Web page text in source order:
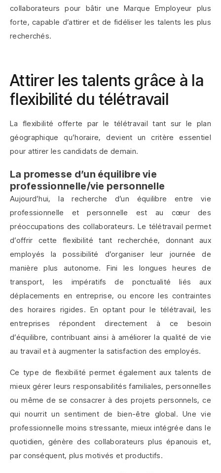
collaborateurs pour bâtir une Marque Employeur plus
forte, capable d’attirer et de fidéliser les talents les plus
recherchés.
Attirer les talents grâce à la
flexibilité du télétravail
La flexibilité offerte par le télétravail tant sur le plan
géographique qu’horaire, devient un critère essentiel
pour attirer les candidats de demain.
La promesse d’un équilibre vie
professionnelle/vie personnelle
Aujourd’hui, la recherche d’un équilibre entre vie
professionnelle et personnelle est au cœur des
préoccupations des collaborateurs. Le télétravail permet
d’offrir cette flexibilité tant recherchée, donnant aux
employés la possibilité d’organiser leur journée de
manière plus autonome. Fini les longues heures de
transport, les impératifs de ponctualité liés aux
déplacements en entreprise, ou encore les contraintes
des horaires rigides. En optant pour le télétravail, les
entreprises répondent directement à ce besoin
d’équilibre, contribuant ainsi à améliorer la qualité de vie
au travail et à augmenter la satisfaction des employés.
Ce type de flexibilité permet également aux talents de
mieux gérer leurs responsabilités familiales, personnelles
ou même de se consacrer à des projets personnels, ce
qui nourrit un sentiment de bien-être global. Une vie
professionnelle moins stressante, mieux intégrée dans le
quotidien, génère des collaborateurs plus épanouis et,
par conséquent, plus motivés et productifs.